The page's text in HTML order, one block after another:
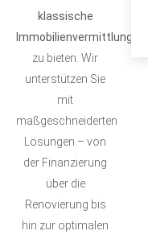
klassische
Immobilienvermittlung
zu bieten. Wir
unterstützen Sie
mit
maßgeschneiderten
Lösungen – von
der Finanzierung
über die
Renovierung bis
hin zur optimalen